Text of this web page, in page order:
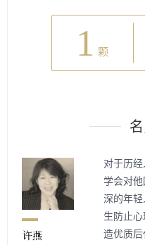
1 颗
对于历
学会对
深的年轻
生防止
造优质